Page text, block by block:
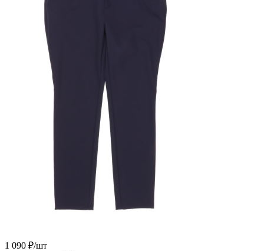
1 090 ₽/шт